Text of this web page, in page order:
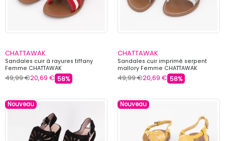
CHATTAWAK
Sandales cuir à rayures tiffany
Femme CHATTAWAK
49,99 €20,69 € 58%
CHATTAWAK
Sandales cuir imprimé serpent
mallory Femme CHATTAWAK
49,99 €20,69 € 58%
Nouveau Nouveau